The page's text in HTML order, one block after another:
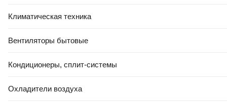
Климатическая техника
Вентиляторы бытовые
Кондиционеры, сплит-системы
Охладители воздуха
144,00 Ҕ
ПРА 18СЛ (Е1302.001.00)
В корзину